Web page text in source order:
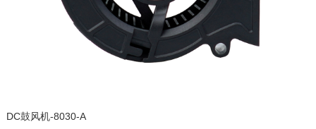
DC鼓风机-8030-A